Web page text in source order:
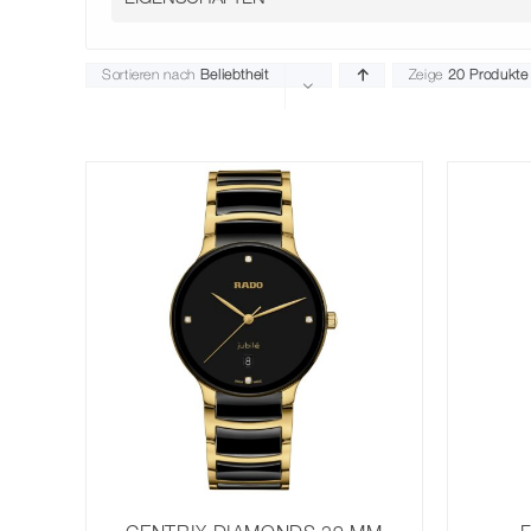
Sortieren nach Beliebtheit Zeige 20 Produkte